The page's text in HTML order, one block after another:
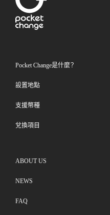
Pocket Change是什麼？
設置地點
支援幣種
兌換項目
ABOUT US
NEWS
FAQ